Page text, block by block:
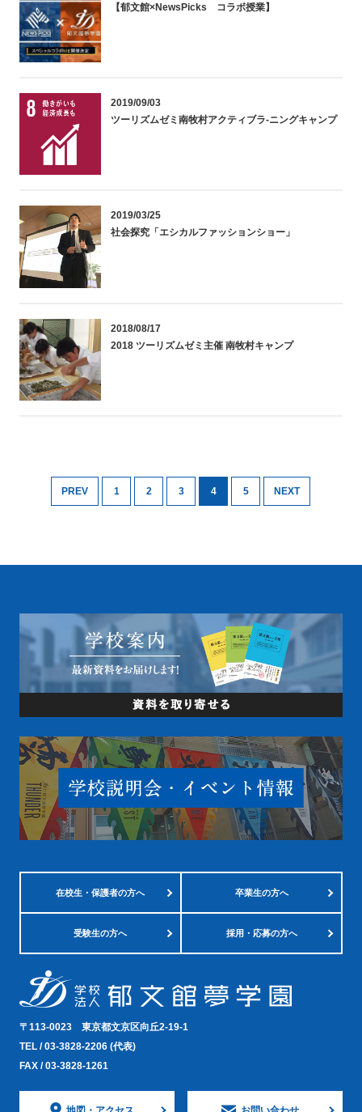
【郁文館×NewsPicks コラボ授業】
2019/09/03
ツーリズムゼミ南牧村アクティブラ-ニングキャンプ
2019/03/25
社会探究「エシカルファッションショー」
2018/08/17
2018 ツーリズムゼミ主催 南牧村キャンプ
PREV 1 2 3 4 5 NEXT
在校生・保護者の方へ 卒業生の方へ
受験生の方へ 採用・応募の方へ
〒113-0023 東京都文京区向丘2-19-1
TEL /03-3828-2206 (代表)
FAX / 03-3828-1261